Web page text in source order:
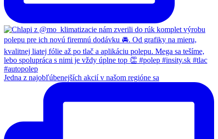
Jedna z najobľúbenejších akcií v našom regióne sa